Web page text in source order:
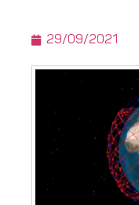
29/09/2021